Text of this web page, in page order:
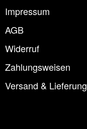
Impressum
AGB
Widerruf
Zahlungsweisen
Versand & Lieferung